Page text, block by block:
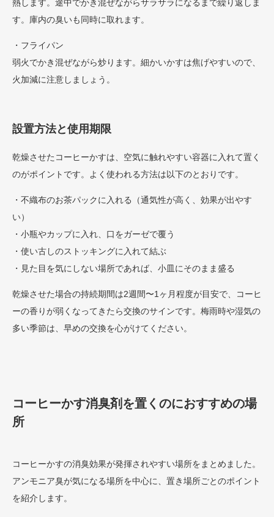
熱します。途中でかき混ぜながらサラサラになるまで繰り返しま
す。庫内の臭いも同時に取れます。
・フライパン
弱火でかき混ぜながら炒ります。細かいかすは焦げやすいので、
火加減に注意しましょう。
設置方法と使用期限
乾燥させたコーヒーかすは、空気に触れやすい容器に入れて置く
のがポイントです。よく使われる方法は以下のとおりです。
・不織布のお茶パックに入れる（通気性が高く、効果が出やす
い）
・小瓶やカップに入れ、口をガーゼで覆う
・使い古しのストッキングに入れて結ぶ
・見た目を気にしない場所であれば、小皿にそのまま盛る
乾燥させた場合の持続期間は2週間〜1ヶ月程度が目安で、コーヒ
ーの香りが弱くなってきたら交換のサインです。梅雨時や湿気の
多い季節は、早めの交換を心がけてください。
コーヒーかす消臭剤を置くのにおすすめの場
所
コーヒーかすの消臭効果が発揮されやすい場所をまとめました。
アンモニア臭が気になる場所を中心に、置き場所ごとのポイント
を紹介します。